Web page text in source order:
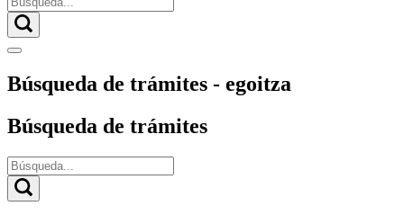
Búsqueda de trámites - egoitza
Búsqueda de trámites